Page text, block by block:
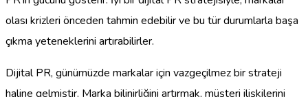
olası krizleri önceden tahmin edebilir ve bu tür durumlarla başa
çıkma yeteneklerini artırabilirler.
Dijital PR, günümüzde markalar için vazgeçilmez bir strateji
haline gelmiştir. Marka bilinirliğini artırmak, müşteri ilişkilerini